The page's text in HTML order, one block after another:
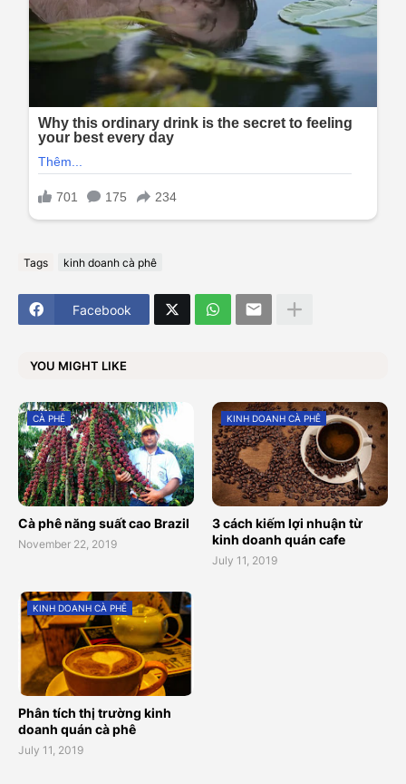
Tags kinh doanh cà phê
Facebook
YOU MIGHT LIKE
CÀ PHÊ
Cà phê năng suất cao Brazil
November 22, 2019
KINH DOANH CÀ PHÊ
3 cách kiếm lợi nhuận từ
kinh doanh quán cafe
July 11, 2019
KINH DOANH CÀ PHÊ
Phân tích thị trường kinh
doanh quán cà phê
July 11, 2019